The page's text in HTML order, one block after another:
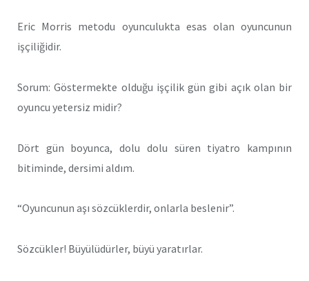
Eric Morris metodu oyunculukta esas olan oyuncunun
işçiliğidir.
Sorum: Göstermekte olduğu işçilik gün gibi açık olan bir
oyuncu yetersiz midir?
Dört gün boyunca, dolu dolu süren tiyatro kampının
bitiminde, dersimi aldım.
“Oyuncunun aşı sözcüklerdir, onlarla beslenir”.
Sözcükler! Büyülüdürler, büyü yaratırlar.